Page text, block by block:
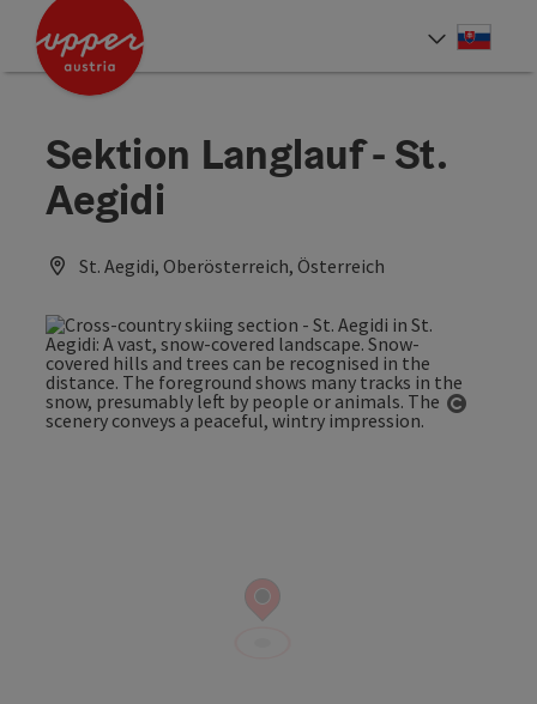
Accesskey
Accesskey
Sektion Langlauf - St.
Aegidi
St. Aegidi, Oberösterreich, Österreich